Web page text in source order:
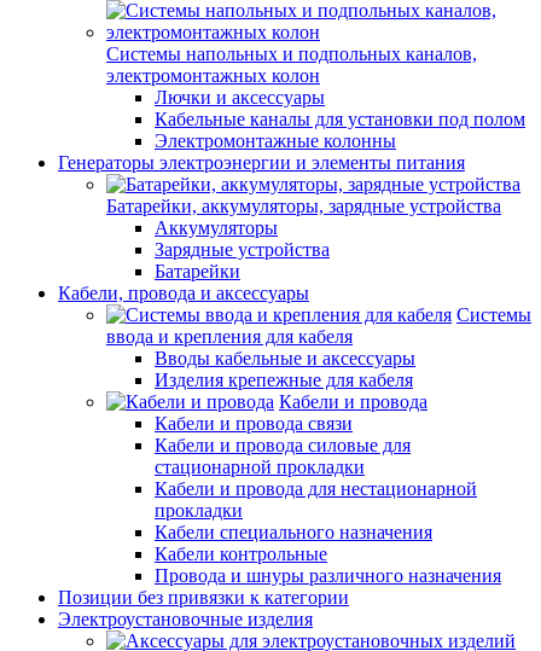
Системы напольных и подпольных каналов,
электромонтажных колон
Лючки и аксессуары
Кабельные каналы для установки под полом
Электромонтажные колонны
Генераторы электроэнергии и элементы питания
Батарейки, аккумуляторы, зарядные устройства
Аккумуляторы
Зарядные устройства
Батарейки
Кабели, провода и аксессуары
Системы
ввода и крепления для кабеля
Вводы кабельные и аксессуары
Изделия крепежные для кабеля
Кабели и провода
Кабели и провода связи
Кабели и провода силовые для
стационарной прокладки
Кабели и провода для нестационарной
прокладки
Кабели специального назначения
Кабели контрольные
Провода и шнуры различного назначения
Позиции без привязки к категории
Электроустановочные изделия